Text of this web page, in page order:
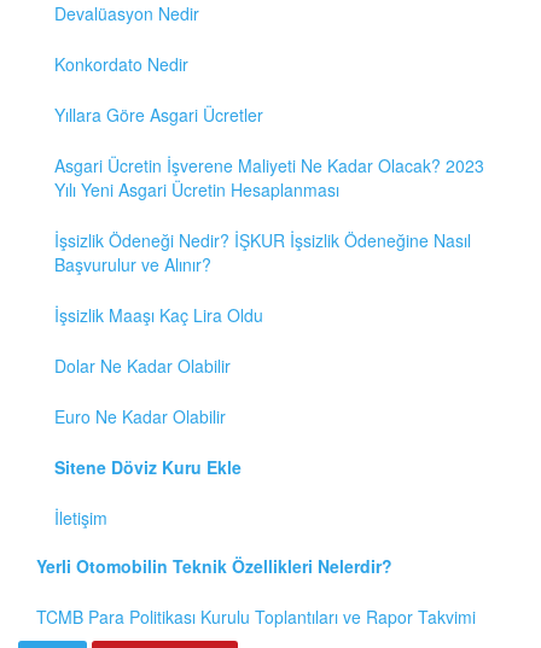
Devalüasyon Nedir
Konkordato Nedir
Yıllara Göre Asgari Ücretler
Asgari Ücretin İşverene Maliyeti Ne Kadar Olacak? 2023
Yılı Yeni Asgari Ücretin Hesaplanması
İşsizlik Ödeneği Nedir? İŞKUR İşsizlik Ödeneğine Nasıl
Başvurulur ve Alınır?
İşsizlik Maaşı Kaç Lira Oldu
Dolar Ne Kadar Olabilir
Euro Ne Kadar Olabilir
Sitene Döviz Kuru Ekle
İletişim
Yerli Otomobilin Teknik Özellikleri Nelerdir?
TCMB Para Politikası Kurulu Toplantıları ve Rapor Takvimi